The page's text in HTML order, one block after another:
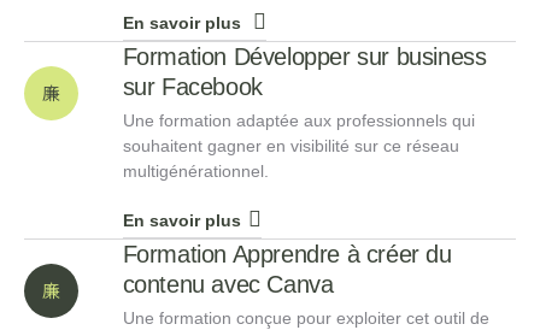
En savoir plus
Formation Développer sur business
sur Facebook
Une formation adaptée aux professionnels qui
souhaitent gagner en visibilité sur ce réseau
multigénérationnel.
En savoir plus
Formation Apprendre à créer du
contenu avec Canva
Une formation conçue pour exploiter cet outil de